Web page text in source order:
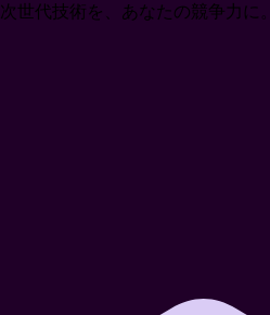
次世代技術を、あなたの競争力に。